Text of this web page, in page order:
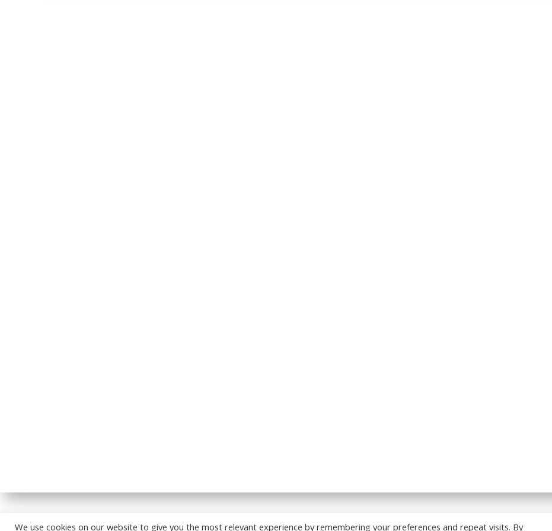
© 2026 BREADCRUMB.FR. Construit avec WordPress etColibriWP Theme
We use cookies on our website to give you the most relevant experience by remembering your preferences and repeat visits. By